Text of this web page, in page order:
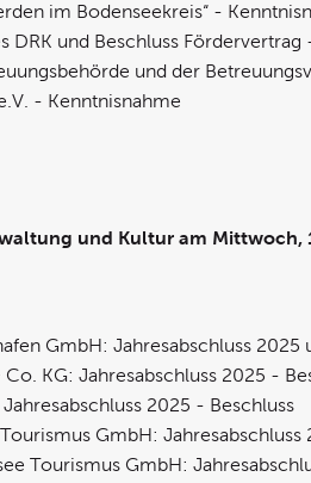
im Bodenseekreis“ -
DRK und Beschluss Fördervertrag
und der
- Kenntnisnahme
und Kultur am Mittwoch,
GmbH: Jahresabschluss
KG: Jahresabschluss 2025 -
2025 - Beschluss
GmbH:
Tourismus GmbH: